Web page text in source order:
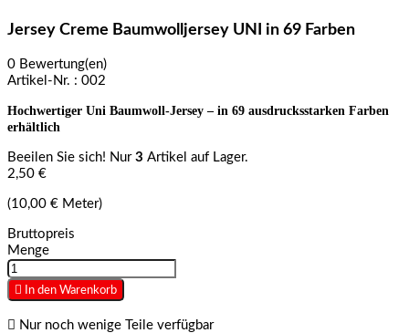
Jersey Creme Baumwolljersey UNI in 69 Farben
0 Bewertung(en)
Artikel-Nr. : 002
Hochwertiger Uni Baumwoll-Jersey – in 69 ausdrucksstarken Farben
erhältlich
Beeilen Sie sich! Nur 3 Artikel auf Lager.
2,50 €
(10,00 € Meter)
Bruttopreis
Menge
 In den Warenkorb
 Nur noch wenige Teile verfügbar